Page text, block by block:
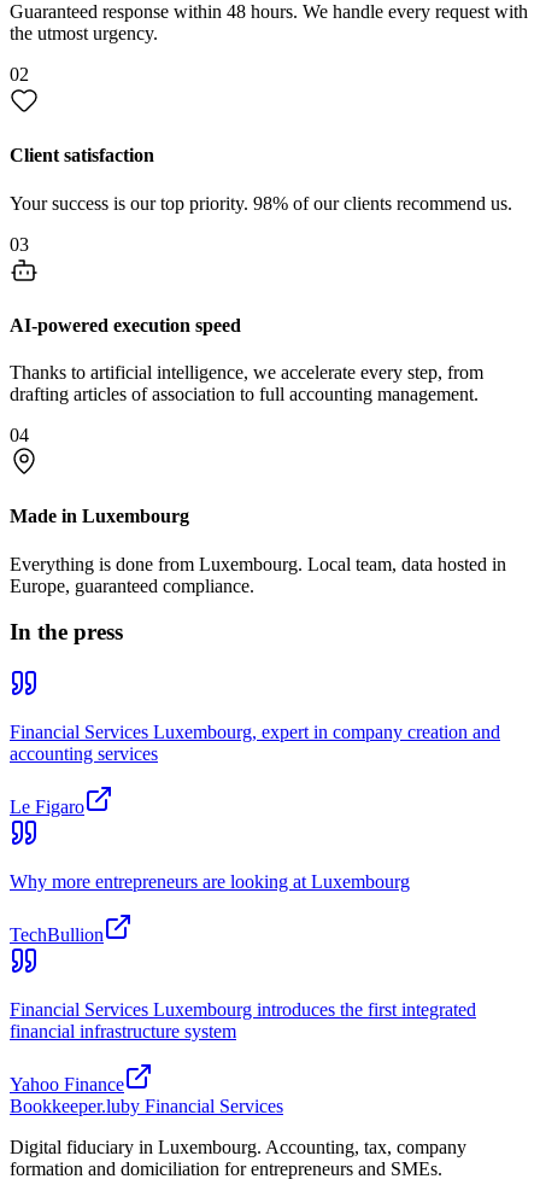
Guaranteed response within 48 hours. We handle every request with
the utmost urgency.
02
Client satisfaction
Your success is our top priority. 98% of our clients recommend us.
03
AI-powered execution speed
Thanks to artificial intelligence, we accelerate every step, from
drafting articles of association to full accounting management.
04
Made in Luxembourg
Everything is done from Luxembourg. Local team, data hosted in
Europe, guaranteed compliance.
In the press
Financial Services Luxembourg, expert in company creation and
accounting services
Le Figaro
Why more entrepreneurs are looking at Luxembourg
TechBullion
Financial Services Luxembourg introduces the first integrated
financial infrastructure system
Yahoo Finance
Bookkeeper.luby Financial Services
Digital fiduciary in Luxembourg. Accounting, tax, company
formation and domiciliation for entrepreneurs and SMEs.